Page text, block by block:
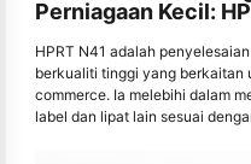
Perniagaan Kecil:
HPRT N41 adalah
berkualiti tinggi yang berkaitan
commerce. Ia melebihi dalam
label dan lipat lain sesuai